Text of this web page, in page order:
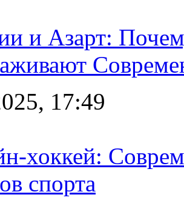
и Азарт:
17:49
хоккей:
спорта